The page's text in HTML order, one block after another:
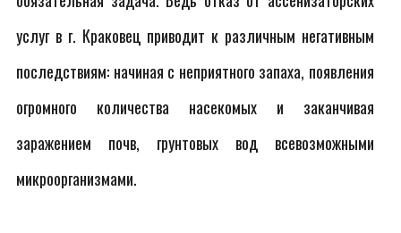
услуг в г. Краковец приводит к различным негативным
последствиям: начиная с неприятного запаха, появления
огромного количества насекомых и заканчивая
заражением почв, грунтовых вод всевозможными
микроорганизмами.